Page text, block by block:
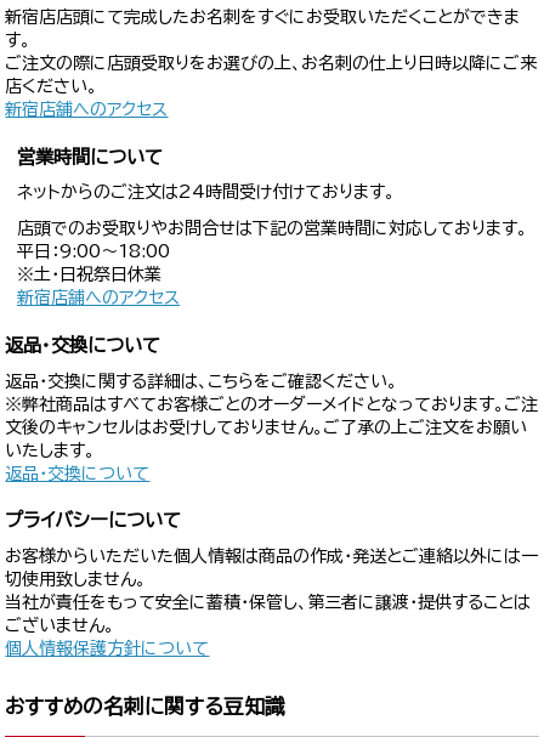
新宿店店頭にて完成したお名刺をすぐにお受取いただくことができま
す。
ご注文の際に店頭受取りをお選びの上、お名刺の仕上り日時以降にご来
店ください。
新宿店舗へのアクセス
営業時間について
ネットからのご注文は24時間受け付けております。
店頭でのお受取りやお問合せは下記の営業時間に対応しております。
平日：9:00〜18:00
※土・日祝祭日休業
新宿店舗へのアクセス
返品・交換について
返品・交換に関する詳細は、こちらをご確認ください。
※弊社商品はすべてお客様ごとのオーダーメイドとなっております。ご注
文後のキャンセルはお受けしておりません。ご了承の上ご注文をお願い
いたします。
返品・交換について
プライバシーについて
お客様からいただいた個人情報は商品の作成・発送とご連絡以外には一
切使用致しません。
当社が責任をもって安全に蓄積・保管し、第三者に譲渡・提供することは
ございません。
個人情報保護方針について
おすすめの名刺に関する豆知識